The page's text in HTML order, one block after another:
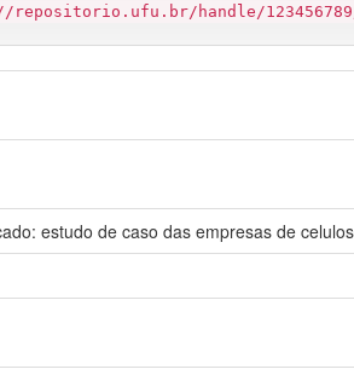
handle/
estudo de caso das empresas de